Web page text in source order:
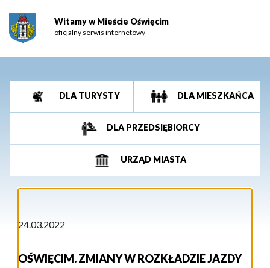
Witamy w Mieście Oświęcim
oficjalny serwis internetowy
DLA TURYSTY DLA MIESZKAŃCA
DLA PRZEDSIĘBIORCY
URZĄD MIASTA
24.03.2022
OŚWIĘCIM. ZMIANY W ROZKŁADZIE JAZDY